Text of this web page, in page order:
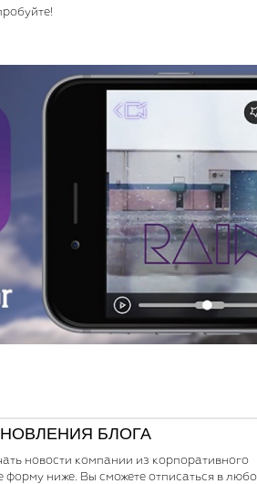
БЛОГА
новости компании из корпоративного
форму ниже. Вы сможете отписаться в